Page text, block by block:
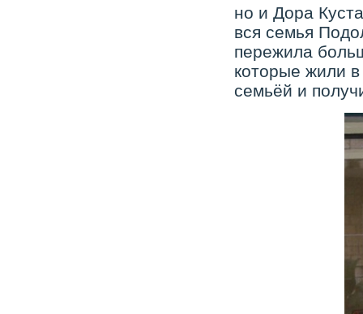
но и Дора
вся семья
пережила
которые жили
семьёй и